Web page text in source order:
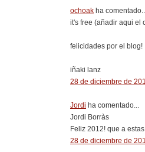
ochoak ha
it's free (añadir aqui el
felicidades por el blog!
iñaki lanz
28 de diciembre de
Jordi ha comentado...
Jordi Borràs
Feliz 2012! que a
28 de diciembre de